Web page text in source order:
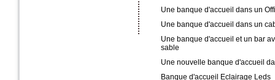
Une banque d'accueil dans un
Une banque d'accueil dans un
Une banque d'accueil et un bar
sable
Une nouvelle banque d'accueil
Banque d'accueil Eclairage Leds